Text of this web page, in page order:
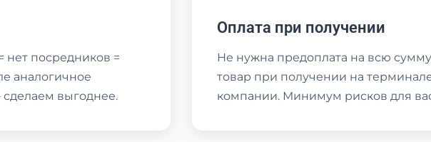
нет посредников =
аналогичное
сделаем выгоднее.
Оплата при получении
Не нужна предоплата на всю
товар при получении на
компании. Минимум рисков для